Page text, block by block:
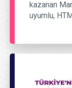
kazanan
uyumlu,